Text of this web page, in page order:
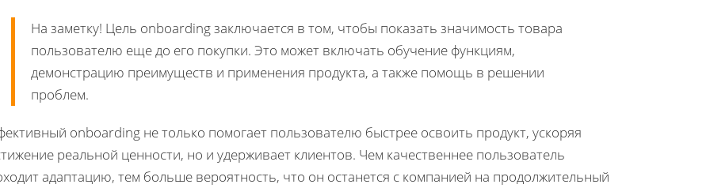
На заметку! Цель onboarding заключается в том, чтобы показать значимость товара
пользователю еще до его покупки. Это может включать обучение функциям,
демонстрацию преимуществ и применения продукта, а также помощь в решении
проблем.
onboarding не только помогает пользователю быстрее освоить продукт, ускоряя
реальной ценности, но и удерживает клиентов. Чем качественнее пользователь
адаптацию, тем больше вероятность, что он останется с компанией на продолжительный